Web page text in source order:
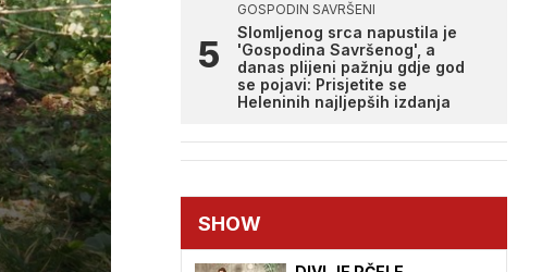
GOSPODIN SAVRŠENI
Slomljenog srca napustila je
'Gospodina Savršenog', a
danas plijeni pažnju gdje god
se pojavi: Prisjetite se
Heleninih najljepših izdanja
SHOW